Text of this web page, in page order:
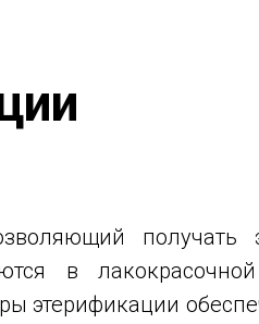
в
этерификации